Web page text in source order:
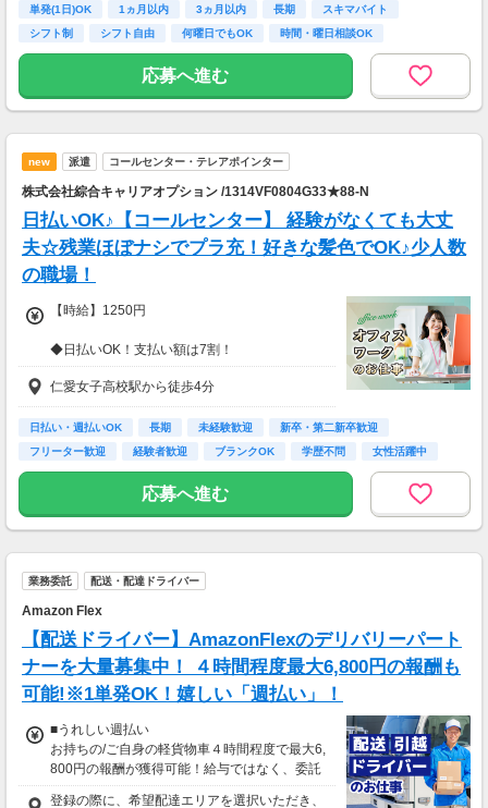
月収15万円～25万円
■主婦Cさん（月100時間程度）
月収20万円以上
現在活躍中のライバーの多くは会社員や主婦の
方。
本業や家庭と両立しながら副業として活動され
ています。
通勤時間ゼロだから、本業やプライベートとの
両立もラクラク♪
単発(1日)OK 1ヵ月以内 3ヵ月以内 長期
スキマバイト
シフト制
シフト自由 何曜日でもOK 時間・曜日相談OK
応募へ進む
new 派遣 コールセンター・テレアポインター
株式会社綜合キャリアオプション /1314VF0804G33★88-N
日払いOK♪【コールセンター】 経験がなくても大丈
夫☆残業ほぼナシでプラ充！好きな髪色でOK♪少人数
の職場！
【時給】1250円
◆日払いOK！支払い額は7割！
※規定・支払い条件有
仁愛女子高校駅から徒歩4分
日払い・週払いOK 長期 未経験歓迎
新卒・第二新卒歓迎
フリーター歓迎
経験者歓迎 ブランクOK 学歴不問 女性活躍中
応募へ進む
業務委託 配送・配達ドライバー
Amazon Flex
【配送ドライバー】AmazonFlexのデリバリーパート
ナーを大量募集中！ ４時間程度最大6,800円の報酬も
可能!※1単発OK！嬉しい「週払い」！
■うれしい週払い
お持ちの/ご自身の軽貨物車４時間程度で最大6,
800円の報酬が獲得可能！給与ではなく、委託
業務に応じた報酬をお支払いする業務委託のお
登録の際に、希望配達エリアを選択いただき、